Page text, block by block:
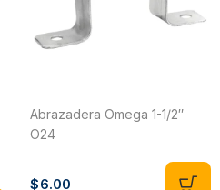
Abrazadera Omega 1-1/2″
O24
$6.00